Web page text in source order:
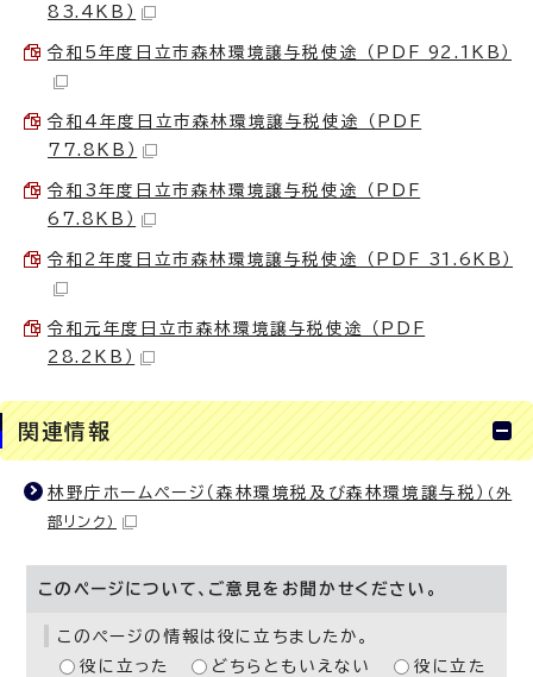
83.4KB）
令和5年度日立市森林環境譲与税使途 （PDF 92.1KB）
令和4年度日立市森林環境譲与税使途 （PDF
77.8KB）
令和3年度日立市森林環境譲与税使途 （PDF
67.8KB）
令和2年度日立市森林環境譲与税使途 （PDF 31.6KB）
令和元年度日立市森林環境譲与税使途 （PDF
28.2KB）
関連情報
林野庁ホームページ（森林環境税及び森林環境譲与税） （外
部リンク）
このページについて、ご意見をお聞かせください。
このページの情報は役に立ちましたか。
役に立った
どちらともいえない 役に立た